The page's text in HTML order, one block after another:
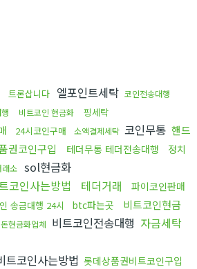
트론삽니다 엘포인트세탁 코인전송대행
비트코인 현금화 핑세탁
24시코인구매 소액결제세탁 코인무통 핸드
권코인구입 테더무통 테더전송대행
정치
래소 sol현금화
코인사는방법 테더거래
파이코인판매
송금대행 24시 btc파는곳
비트코인현금
돈현금화업체 비트코인전송대행 자금세탁
트코인사는방법 롯데상품권비트코인구입